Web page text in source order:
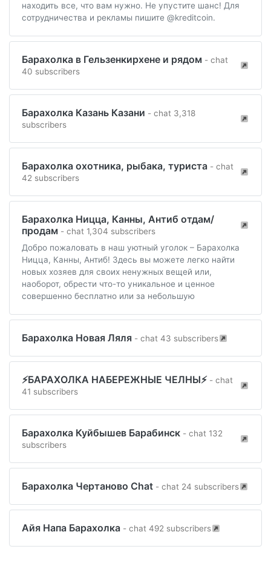
находить все, что вам нужно. Не упустите шанс! Для
сотрудничества и рекламы пишите @kreditcoin.
Барахолка в Гельзенкирхене и рядом - chat
40 subscribers
Барахолка Казань Казани - chat 3,318
subscribers
Барахолка охотника, рыбака, туриста - chat
42 subscribers
Барахолка Ницца, Канны, Антиб отдам/
продам - chat 1,304 subscribers
Добро пожаловать в наш уютный уголок – Барахолка
Ницца, Канны, Антиб! Здесь вы можете легко найти
новых хозяев для своих ненужных вещей или,
наоборот, обрести что-то уникальное и ценное
совершенно бесплатно или за небольшую
Барахолка Новая Ляля - chat 43 subscribers
⚡БАРАХОЛКА НАБЕРЕЖНЫЕ ЧЕЛНЫ⚡ - chat
41 subscribers
Барахолка Куйбышев Барабинск - chat 132
subscribers
Барахолка Чертаново Chat - chat 24 subscribers
Айя Напа Барахолка - chat 492 subscribers